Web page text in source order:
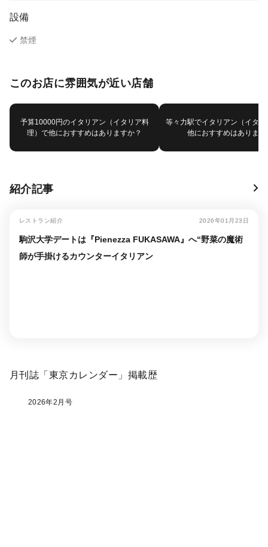
設備
禁煙
このお店に雰囲気が近い店舗
予算10000円のイタリアン（イタリア料
理）で他におすすめはありますか？
等々力駅でイタリアン（イタ
他におすすめはあります
紹介記事
レストラン紹介 2026年01月23日
駒沢大学デートは『Pienezza FUKASAWA』へ“野菜の魔術
師が手掛けるカウンターイタリアン
月刊誌「東京カレンダー」掲載歴
2026年2月号